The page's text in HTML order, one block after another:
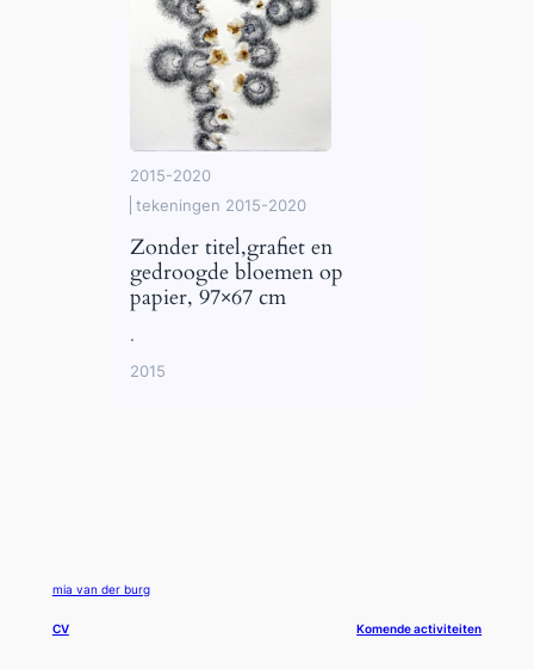
2015-2020
tekeningen 2015-2020
Zonder titel,grafiet en
gedroogde bloemen op
papier, 97×67 cm
.
2015
mia van der burg
CV Komende activiteiten